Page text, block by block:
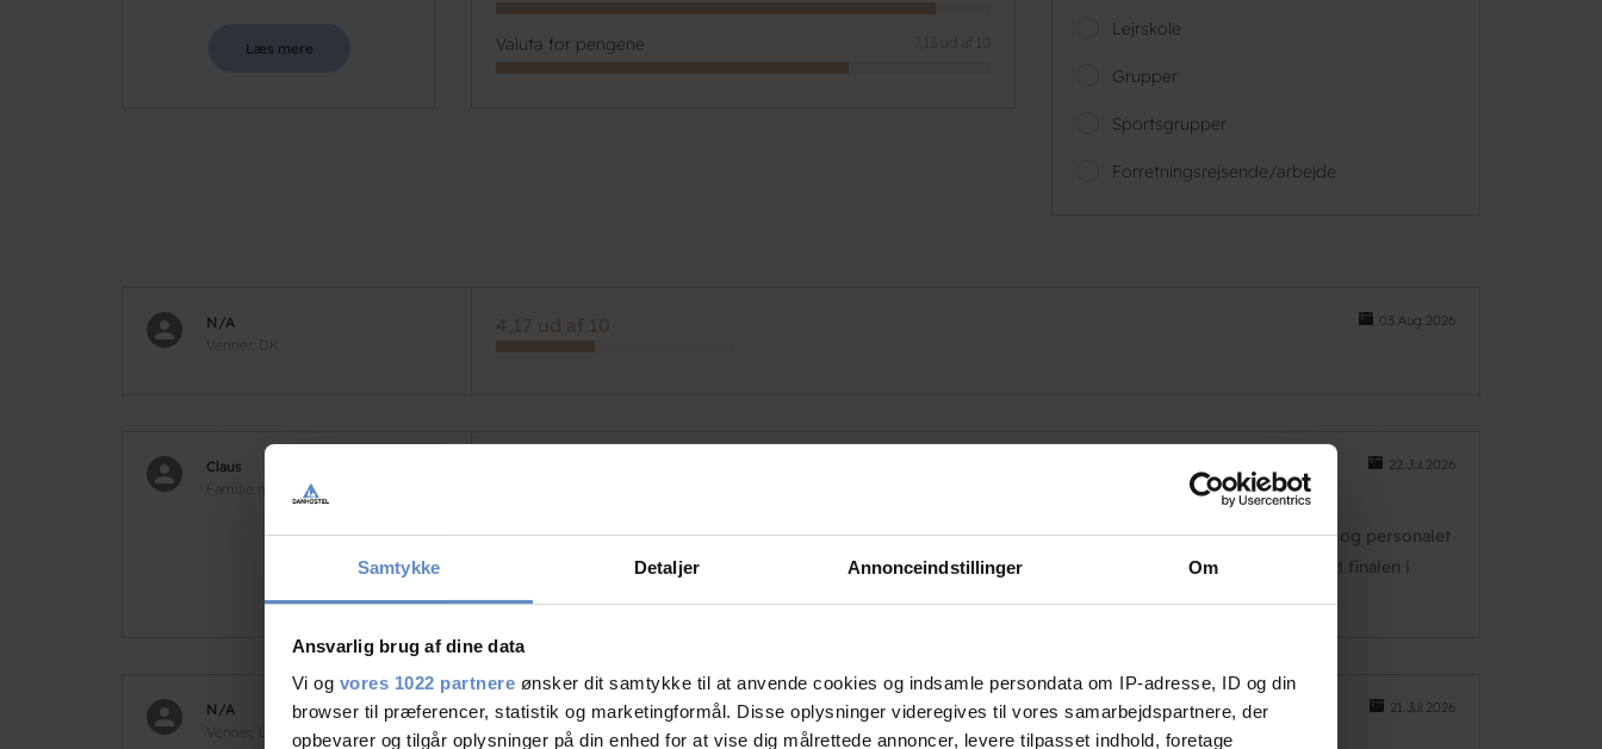
Samtykke Detaljer Annonceindstillinger Om
Ansvarlig brug af dine data
Vi og vores 1022 partnere ønsker dit samtykke til at anvende cookies og indsamle persondata om IP-adresse, ID og din
browser til præferencer, statistik og marketingformål. Disse oplysninger videregives til vores samarbejdspartnere, der
opbevarer og tilgår oplysninger på din enhed for at vise dig målrettede annoncer, levere tilpasset indhold, foretage
Læs mere Valuta for pengene 7,13 ud af 10
Lejrskole
Grupper
Sportsgrupper
Forretningsrejsende/arbejde
N/A
Venner, DK
03.Aug.2026
4,17 ud af 10
Claus
Familie med børn, DK
22.Jul.2026
Vi havde et par dejlige dage med Danhostel som base for vores ture. Det er meget hyggelige omgivelser og personalet
var altid smilende og hjælpsom. Der er også fine fælles faciliteter, som vi brugte til at spille lido og se VM finalen i
fodbold sammen med de andre gæster. Super hyggeligt.
N/A
21.Jul.2026
9,17 ud af 10